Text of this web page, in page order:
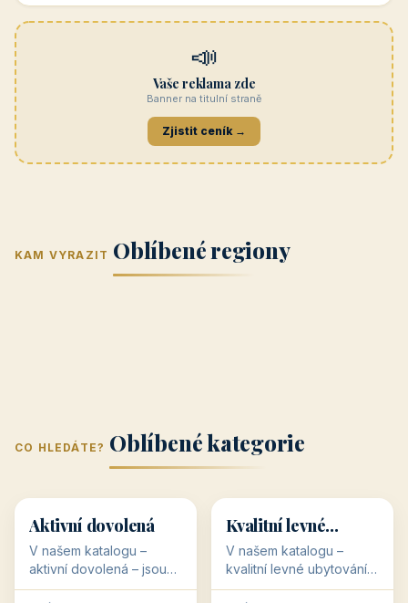
📣
Vaše reklama zde
Banner na titulní straně
Zjistit ceník →
KAM VYRAZIT Oblíbené regiony
(Jihomoravský
kraj)
kraj)
Zlínský kraj Žilinský
Karlovarský
Střední Čechy
(Středočeský
CO HLEDÁTE? Oblíbené kategorie
🥾 36 objektů
Aktivní dovolená
V našem katalogu –
aktivní dovolená – jsou
pro Vás připraveny
💰
💰
34 objektů
Kvalitní levné
ubytování
V našem katalogu –
kvalitní levné ubytování –
jsou pro Vás připraveny